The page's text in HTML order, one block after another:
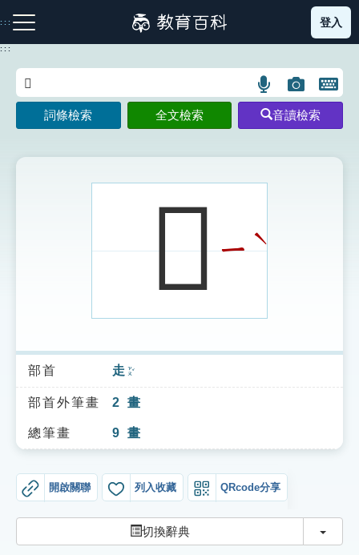
到
主
:::
注音索引圖示 筆畫索引圖示 部首索引表圖示
索引選單
知識索引
單字索引
登入
:::
語
言
搜
示
圖
片
搜
開
鍵
圖
詞條檢索 全文檢索 音讀檢索
𧺎ㄧ ˋ
部首 走 ㄗㄡˇ
部首外筆畫 2 畫
總筆畫 9 畫
開啟關聯 列入收藏 QRcode分享
切換辭典 切換